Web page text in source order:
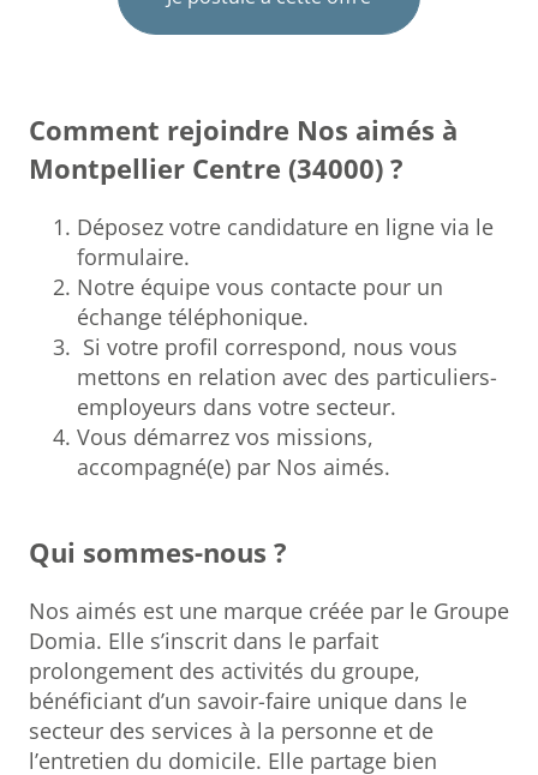
Comment rejoindre Nos aimés à
Montpellier Centre (34000) ?
Déposez votre candidature en ligne via le
formulaire.
Notre équipe vous contacte pour un
échange téléphonique.
Si votre profil correspond, nous vous
mettons en relation avec des particuliers-
employeurs dans votre secteur.
Vous démarrez vos missions,
accompagné(e) par Nos aimés.
Qui sommes-nous ?
Nos aimés est une marque créée par le Groupe
Domia. Elle s’inscrit dans le parfait
prolongement des activités du groupe,
bénéficiant d’un savoir-faire unique dans le
secteur des services à la personne et de
l’entretien du domicile. Elle partage bien